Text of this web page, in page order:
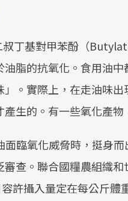
叔丁基對甲苯酚（
油脂的抗氧化。食用油
」。實際上，在走油味
生的。有一些氧化產物
面臨氧化威脅時，挺身
審查。聯合國糧農組織
許攝入量定在每公斤